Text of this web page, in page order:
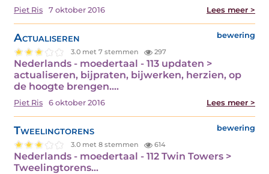
Piet Ris 7 oktober 2016 Lees meer >
Actualiseren bewering
3.0 met 7 stemmen 297
Nederlands - moedertaal - 113 updaten >
actualiseren, bijpraten, bijwerken, herzien, op
de hoogte brengen.…
Piet Ris 6 oktober 2016 Lees meer >
Tweelingtorens bewering
3.0 met 8 stemmen 614
Nederlands - moedertaal - 112 Twin Towers >
Tweelingtorens…